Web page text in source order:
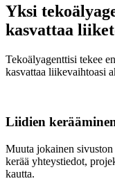
Yksi
kasvattaa
Tekoälyagenttisi tekee
kasvattaa liikevaihtoasi
Liidien
Muuta jokainen
kerää yhteystiedot,
kautta.